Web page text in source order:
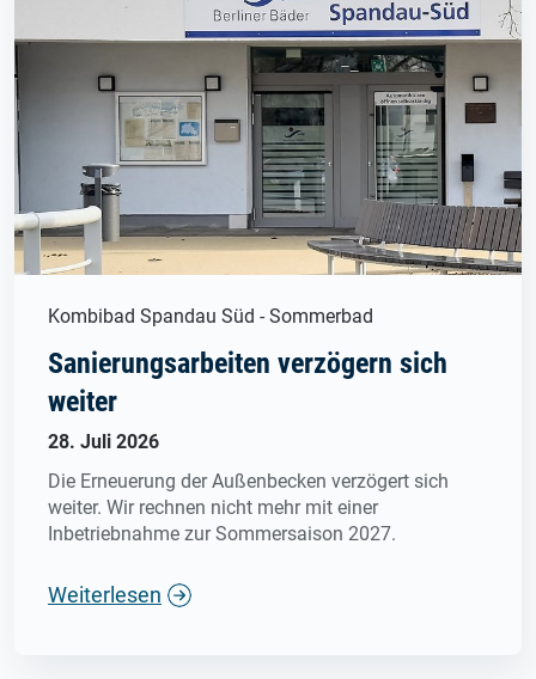
Kombibad Spandau Süd - Sommerbad
Sanierungsarbeiten verzögern sich
weiter
28. Juli 2026
Die Erneuerung der Außenbecken verzögert sich
weiter. Wir rechnen nicht mehr mit einer
Inbetriebnahme zur Sommersaison 2027.
Weiterlesen